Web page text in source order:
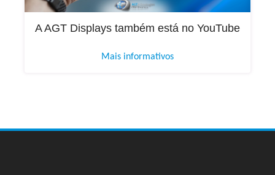
A AGT Displays também está no YouTube
Mais informativos